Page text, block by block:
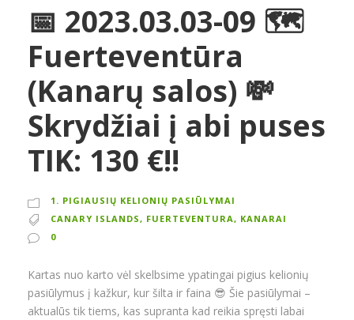
📅 2023.03.03-09 🗺️
Fuerteventūra
(Kanarų salos) 💸
Skrydžiai į abi puses
TIK: 130 €!!
1. PIGIAUSIŲ KELIONIŲ PASIŪLYMAI
CANARY ISLANDS, FUERTEVENTURA, KANARAI
0
Kartas nuo karto vėl skelbsime ypatingai pigius kelionių
pasiūlymus į kažkur, kur šilta ir faina 😎 Šie pasiūlymai –
aktualūs tik tiems, kas supranta kad reikia spręsti labai